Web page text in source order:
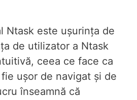
Ntask este ușurința de
de utilizator a Ntask
ceea ce face ca
ușor de navigat și de
înseamnă că